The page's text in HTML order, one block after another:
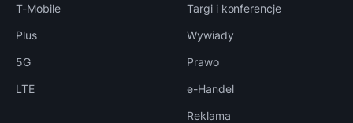
T-Mobile
Plus
5G
LTE
Targi i konferencje
Wywiady
Prawo
e-Handel
Reklama